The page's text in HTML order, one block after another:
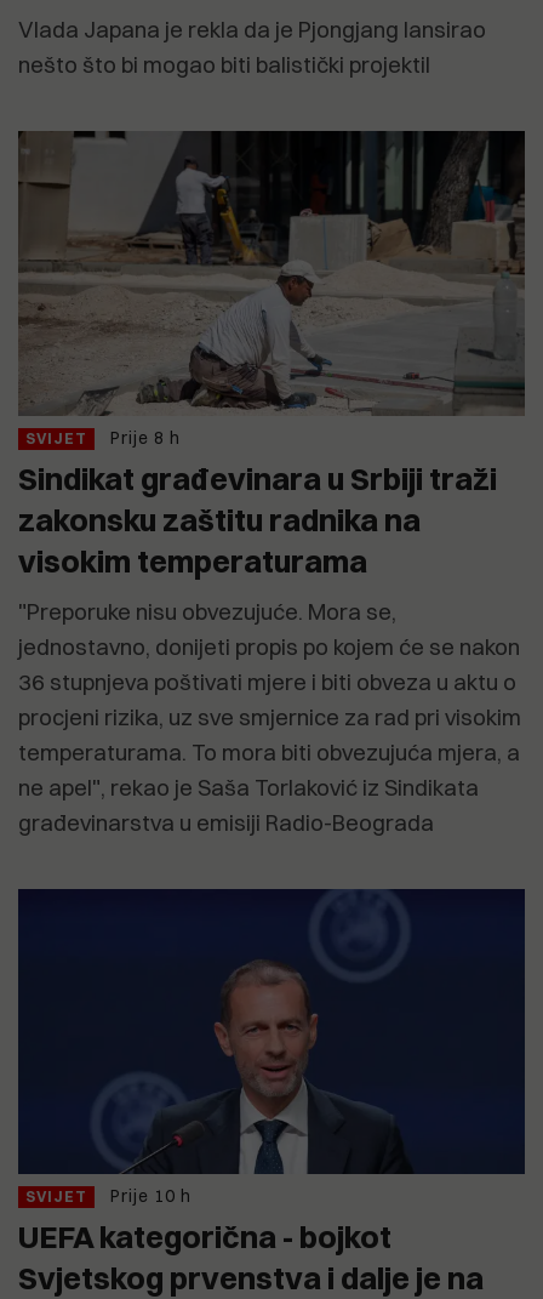
Vlada Japana je rekla da je Pjongjang lansirao
nešto što bi mogao biti balistički projektil
SVIJET Prije 8 h
Sindikat građevinara u Srbiji traži
zakonsku zaštitu radnika na
visokim temperaturama
"Preporuke nisu obvezujuće. Mora se,
jednostavno, donijeti propis po kojem će se nakon
36 stupnjeva poštivati mjere i biti obveza u aktu o
procjeni rizika, uz sve smjernice za rad pri visokim
temperaturama. To mora biti obvezujuća mjera, a
ne apel", rekao je Saša Torlaković iz Sindikata
građevinarstva u emisiji Radio-Beograda
SVIJET Prije 10 h
UEFA kategorična - bojkot
Svjetskog prvenstva i dalje je na